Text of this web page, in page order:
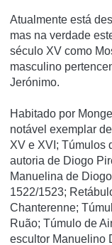
Atualmente está
mas na verdade
século XV como
masculino
Jerónimo.
Habitado por
notável exemplar
XV e XVI; Túmulos
autoria de Diogo
Manuelina de
1522/1523;
Chanterenne;
Ruão; Túmulo de
escultor Manuelino